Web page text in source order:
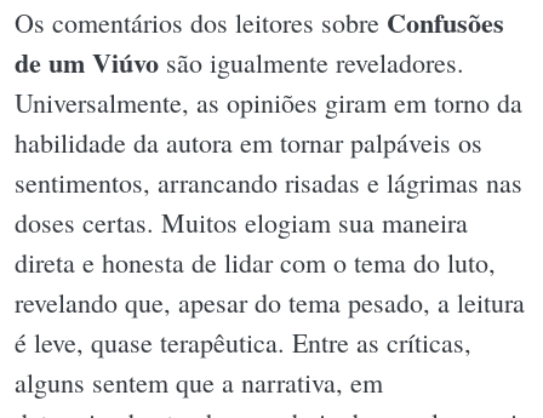
Os comentários dos leitores sobre Confusões
de um Viúvo são igualmente reveladores.
Universalmente, as opiniões giram em torno da
habilidade da autora em tornar palpáveis os
sentimentos, arrancando risadas e lágrimas nas
doses certas. Muitos elogiam sua maneira
direta e honesta de lidar com o tema do luto,
revelando que, apesar do tema pesado, a leitura
é leve, quase terapêutica. Entre as críticas,
alguns sentem que a narrativa, em